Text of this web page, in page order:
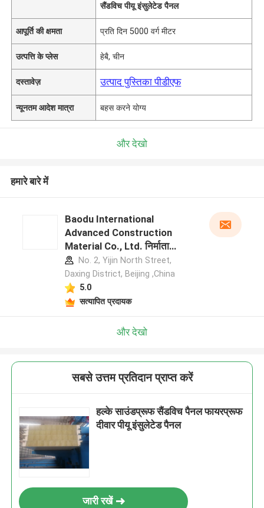
सैंडविच पीयू इंसुलेटेड पैनल
आपूर्ति की क्षमता प्रति दिन 5000 वर्ग मीटर
उत्पत्ति के प्लेस हेबै, चीन
दस्तावेज़ उत्पाद पुस्तिका पीडीएफ
न्यूनतम आदेश मात्रा बहस करने योग्य
और देखो
हमारे बारे में
Baodu International
Advanced Construction
Material Co., Ltd. निर्माता
प्रोफ़ाइलNo. 2, Yijin North Street,
Daxing District, Beijing ,China
5.0
सत्यापित प्रदायक
और देखो
सबसे उत्तम प्रतिदान प्राप्त करें
हल्के साउंडप्रूफ सैंडविच पैनल फायरप्रूफ
दीवार पीयू इंसुलेटेड पैनल
जारी रखें